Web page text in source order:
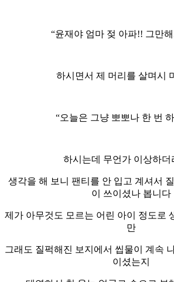
“윤재야 엄마 젖 아파!! 그만
하시면서 제 머리를 살며시
“오늘은 그냥 뽀뽀나 한 번
하시는데 무언가 이상하더
생각을 해 보니 팬티를 안 입고 계셔서
이 쓰이셨나 봅니다
제가 아무것도 모르는 어린 아이 정도로
만
그래도 질퍽해진 보지에서 씹물이 계속
이셨는지